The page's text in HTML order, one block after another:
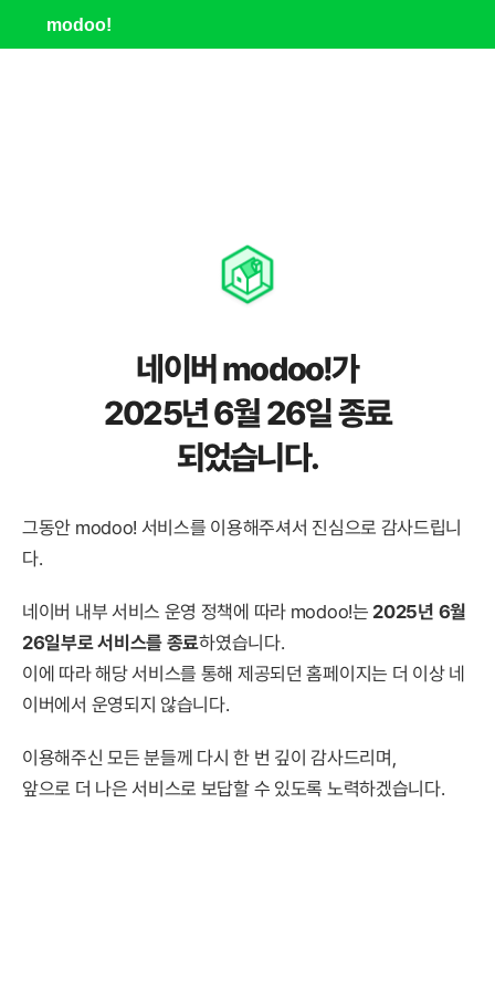
modoo!
네이버 modoo!가
2025년 6월 26일 종료
되었습니다.
그동안 modoo! 서비스를 이용해주셔서 진심으로 감사드립니
다.
네이버 내부 서비스 운영 정책에 따라 modoo!는 2025년 6월
26일부로 서비스를 종료하였습니다.
이에 따라 해당 서비스를 통해 제공되던 홈페이지는 더 이상 네
이버에서 운영되지 않습니다.
이용해주신 모든 분들께 다시 한 번 깊이 감사드리며,
앞으로 더 나은 서비스로 보답할 수 있도록 노력하겠습니다.